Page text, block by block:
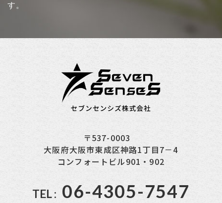
す。
〒537-0003
大阪府大阪市東成区神路1丁目7－4
コンフォートビル901・902
TEL : 06-4305-7547